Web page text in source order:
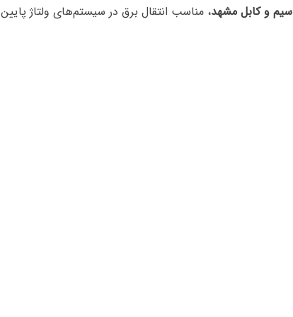
سیم و کابل مشهد، مناسب انتقال برق در سیستم‌های ولتاژ پایین 0.6/1 کیلوولت است.